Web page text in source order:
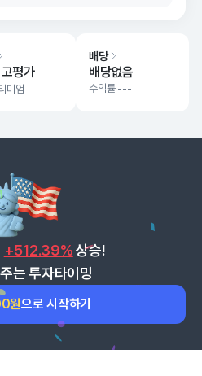
평가
미엄
배당
배당없음
수익률 ---
+512.39% 상승!
는 투자타이밍
원으로 시작하기